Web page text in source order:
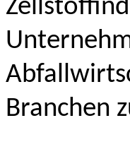
Branchen